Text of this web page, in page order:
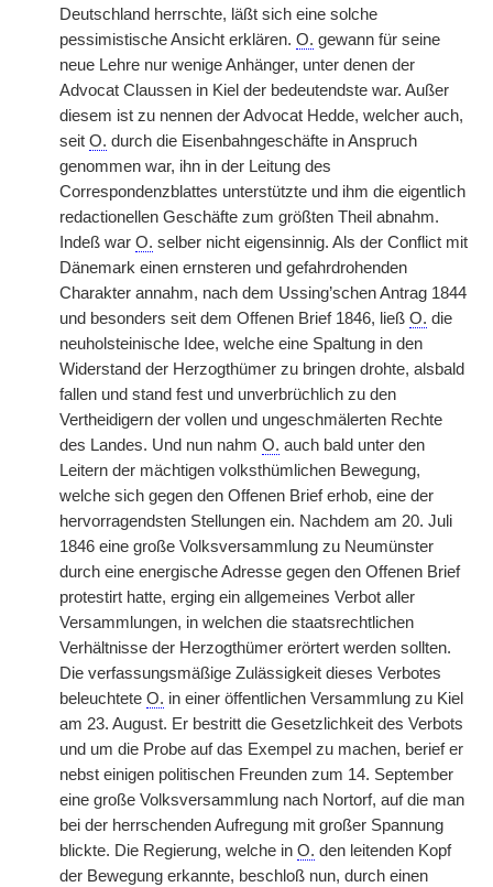
Deutschland herrschte, läßt sich eine solche
pessimistische Ansicht erklären. O. gewann für seine
neue Lehre nur wenige Anhänger, unter denen der
Advocat Claussen in Kiel der bedeutendste war. Außer
diesem ist zu nennen der Advocat Hedde, welcher auch,
seit O. durch die Eisenbahngeschäfte in Anspruch
genommen war, ihn in der Leitung des
Correspondenzblattes unterstützte und ihm die eigentlich
redactionellen Geschäfte zum größten Theil abnahm.
Indeß war O. selber nicht eigensinnig. Als der Conflict mit
Dänemark einen ernsteren und gefahrdrohenden
Charakter annahm, nach dem Ussing’schen Antrag 1844
und besonders seit dem Offenen Brief 1846, ließ O. die
neuholsteinische Idee, welche eine Spaltung in den
Widerstand der Herzogthümer zu bringen drohte, alsbald
fallen und stand fest und unverbrüchlich zu den
Vertheidigern der vollen und ungeschmälerten Rechte
des Landes. Und nun nahm O. auch bald unter den
Leitern der mächtigen volksthümlichen Bewegung,
welche sich gegen den Offenen Brief erhob, eine der
hervorragendsten Stellungen ein. Nachdem am 20. Juli
1846 eine große Volksversammlung zu Neumünster
durch eine energische Adresse gegen den Offenen Brief
protestirt hatte, erging ein allgemeines Verbot aller
Versammlungen, in welchen die staatsrechtlichen
Verhältnisse der Herzogthümer erörtert werden sollten.
Die verfassungsmäßige Zulässigkeit dieses Verbotes
beleuchtete O. in einer öffentlichen Versammlung zu Kiel
am 23. August. Er bestritt die Gesetzlichkeit des Verbots
und um die Probe auf das Exempel zu machen, berief er
nebst einigen politischen Freunden zum 14. September
eine große Volksversammlung nach Nortorf, auf die man
bei der herrschenden Aufregung mit großer Spannung
blickte. Die Regierung, welche in O. den leitenden Kopf
der Bewegung erkannte, beschloß nun, durch einen